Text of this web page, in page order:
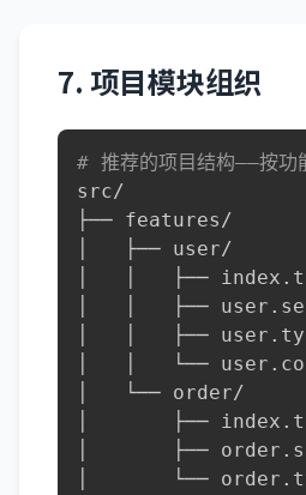
7. 项目模块组织
# 推荐的项目结构——按功
src/
├── features/
│   ├── user/
│   │   ├──
│   │   ├──
│   │   ├──
│   │   └──
│   └── order/
│       ├──
│       ├──
│       └──